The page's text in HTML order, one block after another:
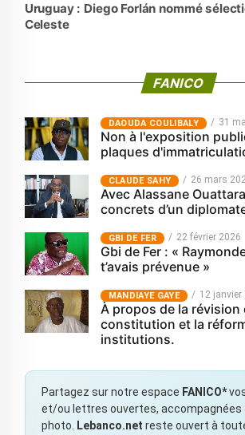
Uruguay : Diego Forlán nommé
Celeste
FANICO
‎DAOUDA COULIBALY 31
Non à l'exposition
plaques
CLAUDE SAHY 26 mars
Avec Alassane
concrets d’un
GBI DE FER 22 février 2026
Gbi de Fer : «
t’avais prévenue »
MANDIAYE GAYE 12 janvier
À propos de la révision
constitution et la
institutions.
Partagez sur notre espace FANICO*
et/ou lettres ouvertes, accompagnées
photo.
Lebanco.net reste ouvert à